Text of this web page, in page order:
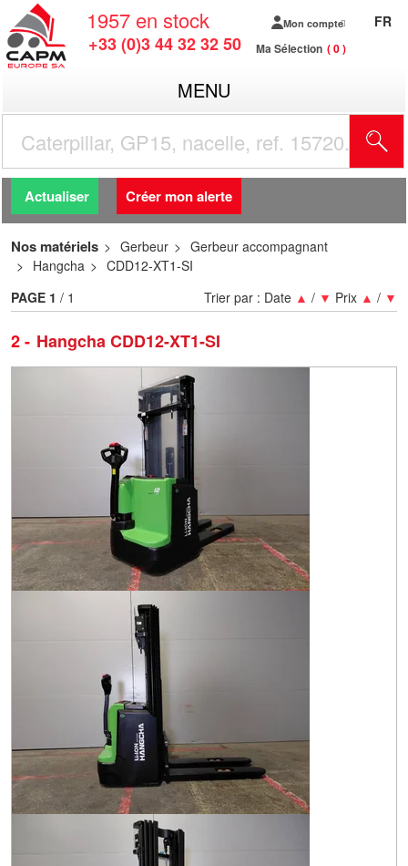
1957 en stock
+33 (0)3 44 32 32 50
Mon compte
Ma Sélection 0
FR
MENU
Actualiser Créer mon alerte
Nos matériels Gerbeur
Gerbeur accompagnant
Hangcha
CDD12-XT1-SI
2 Hangcha CDD12-XT1-SI
Trier par : Date ▲ / ▼ Prix ▲ / ▼
PAGE 1 / 1